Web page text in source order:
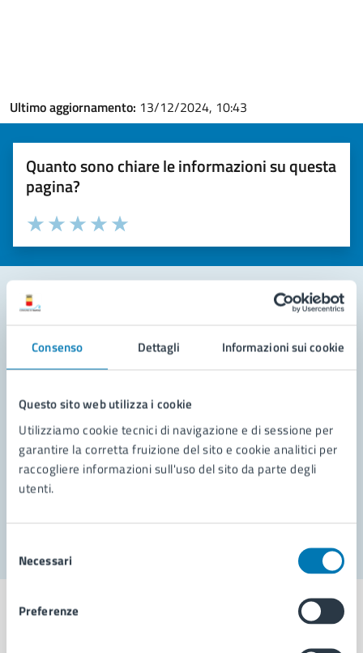
Consenso Dettagli Informazioni sui cookie
Questo sito web utilizza i cookie
Utilizziamo cookie tecnici di navigazione e di sessione per
garantire la corretta fruizione del sito e cookie analitici per
raccogliere informazioni sull'uso del sito da parte degli
utenti.
delNecessari
Preferenze
Ultimo aggiornamento: 13/12/2024, 10:43
Quanto sono chiare le informazioni su questa
pagina?
Valuta la chiarezza delle informazioni (da 1 a 5 stelle)
Seleziona il numero di stelle per valutare la chiarezza delle
Valuta 5 stelle su 5
Valuta 4 stelle su 5
Valuta 3 stelle su 5
Valuta 2 stelle su 5
Valuta 1 stelle su 5
Leggi le domande frequenti
Richiedi assistenza
Prenota appuntamento
Problemi in città